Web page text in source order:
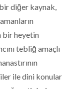
diğer kaynak,
bir heyetin
tebliğ amaçlı
ile dini konular